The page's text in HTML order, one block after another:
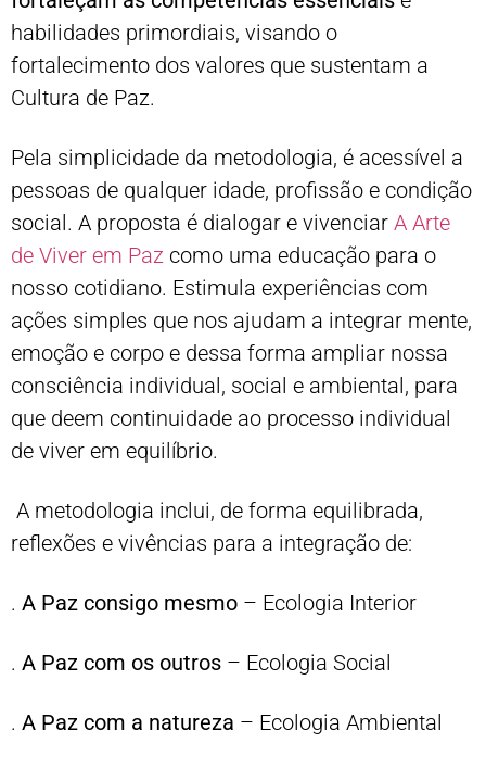
habilidades primordiais, visando o
fortalecimento dos valores que sustentam a
Cultura de Paz.
Pela simplicidade da metodologia, é acessível a
pessoas de qualquer idade, profissão e condição
social. A proposta é dialogar e vivenciar A Arte
de Viver em Paz como uma educação para o
nosso cotidiano. Estimula experiências com
ações simples que nos ajudam a integrar mente,
emoção e corpo e dessa forma ampliar nossa
consciência individual, social e ambiental, para
que deem continuidade ao processo individual
de viver em equilíbrio.
A metodologia inclui, de forma equilibrada,
reflexões e vivências para a integração de:
. A Paz consigo mesmo – Ecologia Interior
. A Paz com os outros – Ecologia Social
. A Paz com a natureza – Ecologia Ambiental